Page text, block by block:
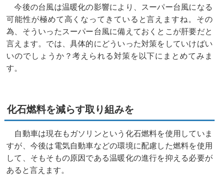
今後の台風は温暖化の影響により、スーパー台風になる
可能性が極めて高くなってきていると言えますね。その
為、そういったスーパー台風に備えておくとこが肝要だと
言えます。では、具体的にどういった対策をしていけばい
いのでしょうか？考えられる対策を以下にまとめてみま
す。
化石燃料を減らす取り組みを
自動車は現在もガソリンという化石燃料を使用していま
すが、今後は電気自動車などの環境に配慮した燃料を使用
して、そもそもの原因である温暖化の進行を抑える必要が
あると言えます。